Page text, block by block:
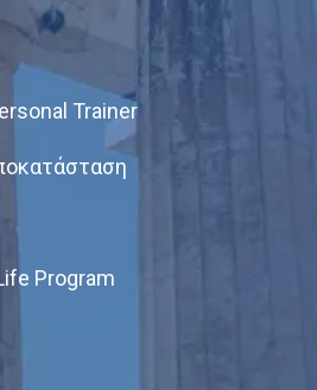
Trainer
Program